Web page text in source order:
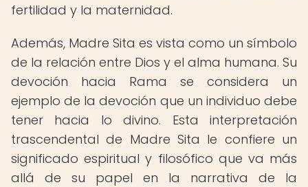
fertilidad y la maternidad.
Además, Madre Sita es vista como un símbolo
de la relación entre Dios y el alma humana. Su
devoción hacia Rama se considera un
ejemplo de la devoción que un individuo debe
tener hacia lo divino. Esta interpretación
trascendental de Madre Sita le confiere un
significado espiritual y filosófico que va más
allá de su papel en la narrativa de la